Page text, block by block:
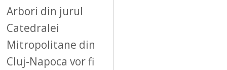
Arbori din jurul
Catedralei
Mitropolitane din
Cluj-Napoca vor fi